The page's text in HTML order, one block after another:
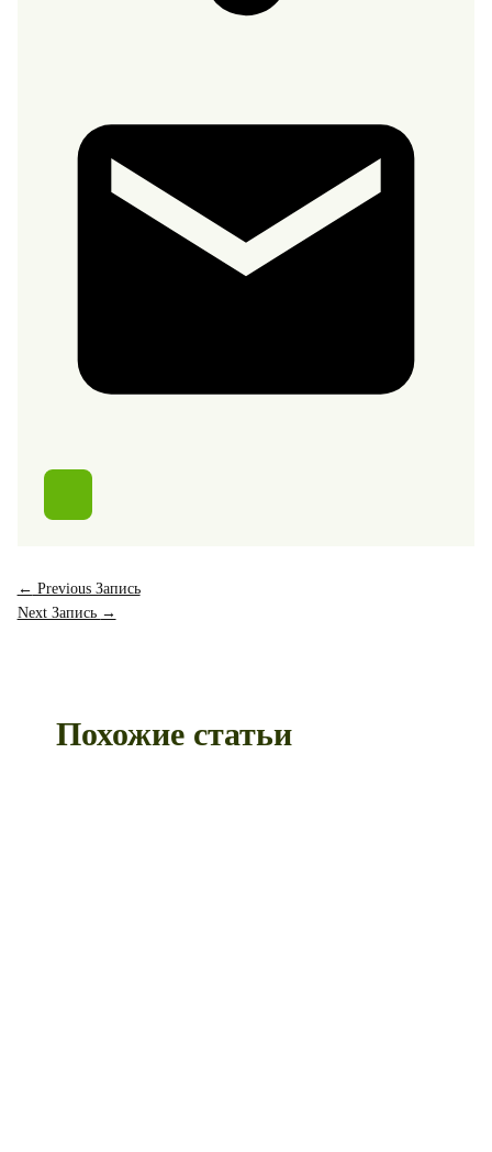
← Previous Запись
Next Запись →
Похожие статьи